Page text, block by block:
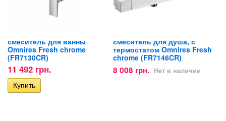
смеситель для ванны
Omnires Fresh chrome
(FR7130CR)
11 492 грн.
смеситель для душа, с
термостатом Omnires Fresh
chrome (FR7146CR)
8 008 грн. Нет в наличии